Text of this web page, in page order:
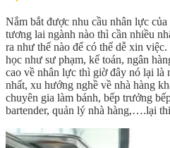
Nắm bắt được nhu cầu nhân lực
tương lai ngành nào thì cần nhiều
ra như thế nào để có thể dễ xin
học như sư phạm, kế toán, ngân
cao về nhân lực thì giờ đây nó lại là
nhất, xu hướng nghề về nhà hàng
chuyên gia làm bánh, bếp trưởng
bartender, quản lý nhà hàng,….lại